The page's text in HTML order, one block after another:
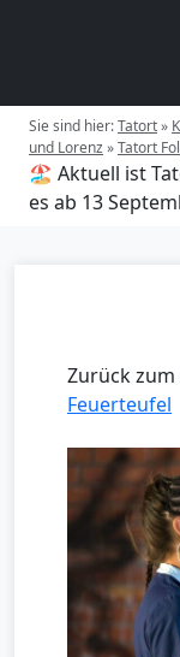
Sie sind hier:Tatort»
und Lorenz»Tatort
🏖️ Aktuell ist
es ab 13
Zurück zum
Feuerteufel